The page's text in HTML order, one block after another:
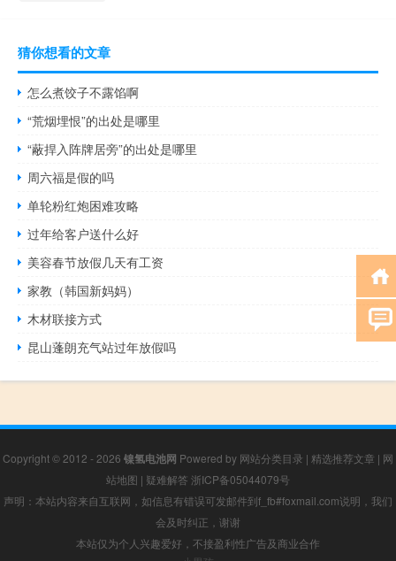
猜你想看的文章
怎么煮饺子不露馅啊
“荒烟埋恨”的出处是哪里
“蔽捍入阵牌居旁”的出处是哪里
周六福是假的吗
单轮粉红炮困难攻略
过年给客户送什么好
美容春节放假几天有工资
家教（韩国新妈妈）
木材联接方式
昆山蓬朗充气站过年放假吗
Copyright © 2012 - 2026 镍氢电池网 Powered by 网站分类目录 | 精选推荐文章 | 网
站地图 | 疑难解答 浙ICP备05044079号
声明：本站内容来自互联网，如信息有错误可发邮件到f_fb#foxmail.com说明，我们
会及时纠正，谢谢
本站仅为个人兴趣爱好，不接盈利性广告及商业合作